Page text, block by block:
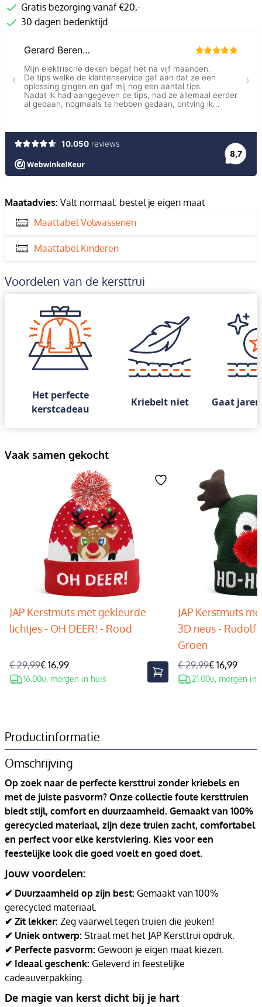
Gratis bezorging vanaf €20,-
30 dagen bedenktijd
Maatadvies: Valt normaal: bestel je eigen maat
Maattabel Volwassenen
Maattabel Kinderen
Voordelen van de kersttrui
Het perfecte
kerstcadeau
Kriebelt niet Gaat
Vaak samen gekocht
JAP Kerstmuts met gekleurde
lichtjes - OH DEER! - Rood
€ 29,99€ 16,99
16.00u, morgen in huis
JAP Kerstmuts
3D neus - Rudolf
Groen
€ 29,99€ 16,99
21.00u, morgen in
Productinformatie
Omschrijving
Op zoek naar de perfecte kersttrui zonder kriebels en
met de juiste pasvorm? Onze collectie foute kersttruien
biedt stijl, comfort en duurzaamheid. Gemaakt van 100%
gerecycled materiaal, zijn deze truien zacht, comfortabel
en perfect voor elke kerstviering. Kies voor een
feestelijke look die goed voelt en goed doet.
Jouw voordelen:
✔ Duurzaamheid op zijn best: Gemaakt van 100%
gerecycled materiaal.
✔ Zit lekker: Zeg vaarwel tegen truien die jeuken!
✔ Uniek ontwerp: Straal met het JAP Kersttrui opdruk.
✔ Perfecte pasvorm: Gewoon je eigen maat kiezen.
✔ Ideaal geschenk: Geleverd in feestelijke
cadeauverpakking.
De magie van kerst dicht bij je hart